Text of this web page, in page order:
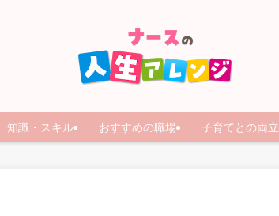
知識・スキル おすすめの職場 子育てとの両立